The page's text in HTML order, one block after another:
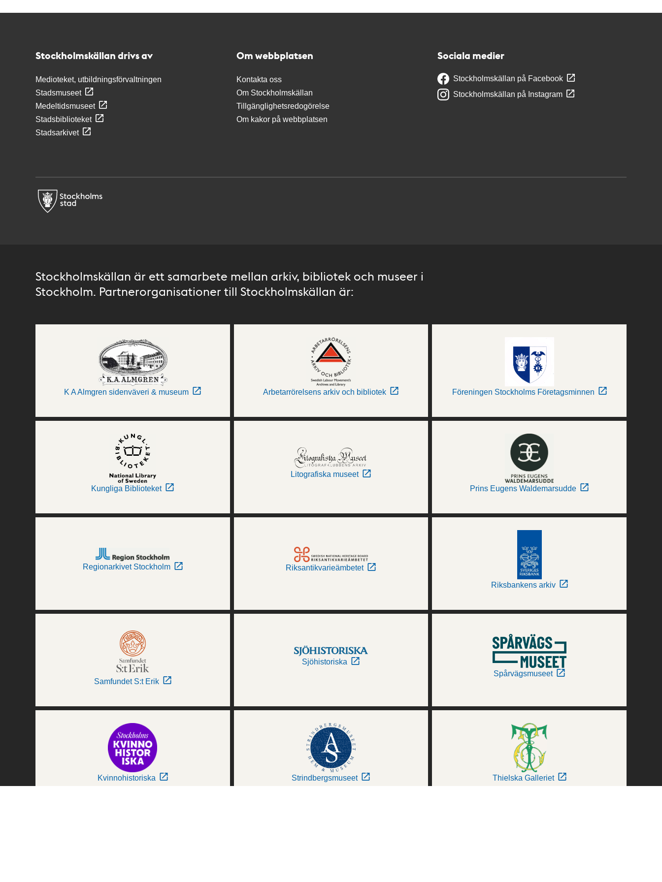
Stockholmskällan drivs av
Medioteket, utbildningsförvaltningen
Stadsmuseet
Medeltidsmuseet
Stadsbiblioteket
Stadsarkivet
Om webbplatsen
Kontakta oss
Om Stockholmskällan
Tillgänglighetsredogörelse
Om kakor på webbplatsen
Sociala medier
Stockholmskällan på Facebook
Stockholmskällan på Instagram
Stockholmskällan är ett samarbete mellan arkiv, bibliotek och museer i
Stockholm. Partnerorganisationer till Stockholmskällan är:
K A Almgren sidenväveri & museum Arbetarrörelsens arkiv och bibliotek Föreningen Stockholms Företagsminnen
Kungliga Biblioteket
Litografiska museet
Prins Eugens Waldemarsudde
Regionarkivet Stockholm Riksantikvarieämbetet
Riksbankens arkiv
Samfundet S:t Erik
Sjöhistoriska
Spårvägsmuseet
Kvinnohistoriska Strindbergsmuseet Thielska Galleriet